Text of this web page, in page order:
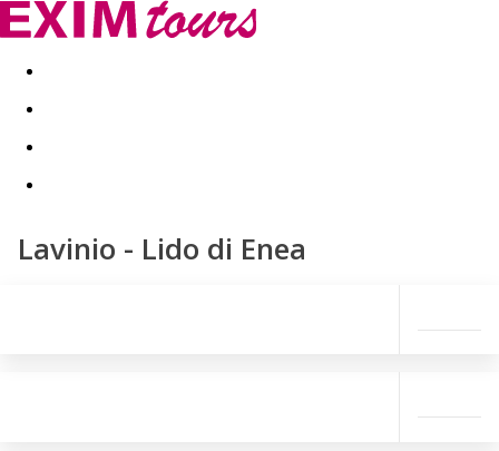
Akční nabídky Last minute
Lavinio - Lido di Enea